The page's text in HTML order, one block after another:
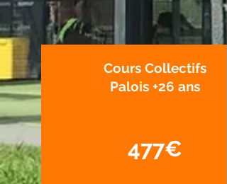
Cours Collectifs
Palois +26 ans
477€